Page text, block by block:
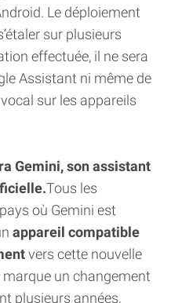
Le déploiement
sur plusieurs
effectuée, il ne sera
Assistant ni même de
sur les appareils
Gemini, son assistant
Tous les
où Gemini est
appareil compatible
vers cette nouvelle
un changement
plusieurs années,